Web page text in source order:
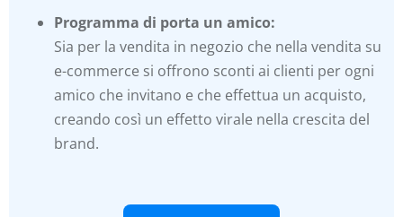
Programma di porta un amico:
Sia per la vendita in negozio che nella vendita su
e-commerce si offrono sconti ai clienti per ogni
amico che invitano e che effettua un acquisto,
creando così un effetto virale nella crescita del
brand.